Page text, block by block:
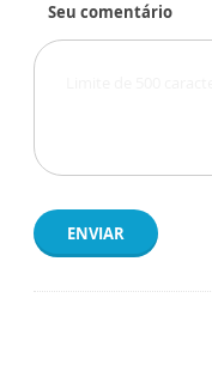
Seu comentário
ENVIAR